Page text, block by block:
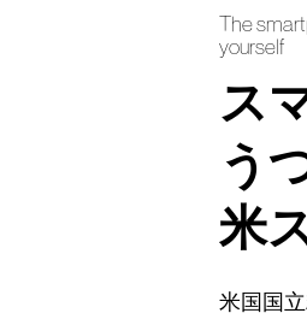
The
yourself
ス
う
米
米国国